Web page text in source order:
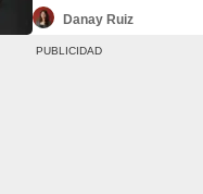
Danay Ruiz